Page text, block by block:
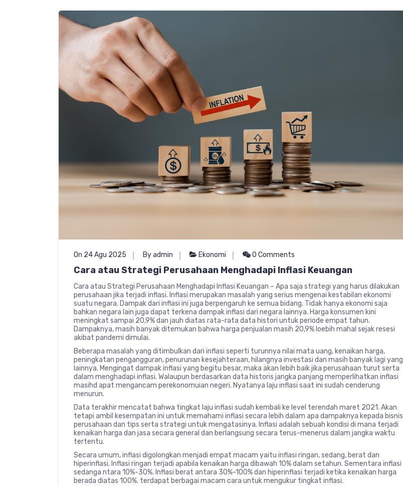
On 24 Agu 2025 By admin Ekonomi 0 Comments
Cara atau Strategi Perusahaan Menghadapi Inflasi Keuangan
Cara atau Strategi Perusahaan Menghadapi Inflasi Keuangan – Apa saja strategi yang harus dilakukan
perusahaan jika terjadi inflasi. Inflasi merupakan masalah yang serius mengenai kestabilan ekonomi
suatu negara. Dampak dari inflasi ini juga berpengaruh ke semua bidang. Tidak hanya ekonomi saja
bahkan negara lain juga dapat terkena dampak inflasi dari negara lainnya. Harga konsumen kini
meningkat sampai 20,9% dan jauh diatas rata-rata data histori untuk periode empat tahun.
Dampaknya, masih banyak ditemukan bahwa harga penjualan masih 20,9% loebih mahal sejak resesi
akibat pandemi dimulai.
Beberapa masalah yang ditimbulkan dari inflasi seperti turunnya nilai mata uang, kenaikan harga,
peningkatan pengangguran, penurunan kesejahteraan, hilangnya investasi dan masih banyak lagi yang
lainnya. Mengingat dampak inflasi yang begitu besar, maka akan lebih baik jika perusahaan turut serta
dalam menghadapi inflasi. Walaupun berdasarkan data historis jangka panjang memperlihatkan inflasi
masihd apat mengancam perekonomuian negeri. Nyatanya laju inflasi saat ini sudah cenderung
menurun.
Data terakhir mencatat bahwa tingkat laju inflasi sudah kembali ke level terendah maret 2021. Akan
tetapi ambil kesempatan ini untuk memahami inflasi secara lebih dalam apa dampaknya kepada bisnis
perusahaan dan tips serta strategi untuk mengatasinya. Inflasi adalah sebuah kondisi di mana terjadi
kenaikan harga dan jasa secara general dan berlangsung secara terus-menerus dalam jangka waktu
tertentu.
Secara umum, inflasi digolongkan menjadi empat macam yaitu inflasi ringan, sedang, berat dan
hiperinflasi. Inflasi ringan terjadi apabila kenaikan harga dibawah 10% dalam setahun. Sementara inflasi
sedanga ntara 10%-30%. Inflasi berat antara 30%-100% dan hiperinflasi terjadi ketika kenaikan harga
berada diatas 100%. terdapat berbagai macam cara untuk mengukur tingkat inflasi.